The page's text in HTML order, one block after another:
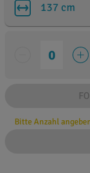
137 cm
Bitte Anzahl